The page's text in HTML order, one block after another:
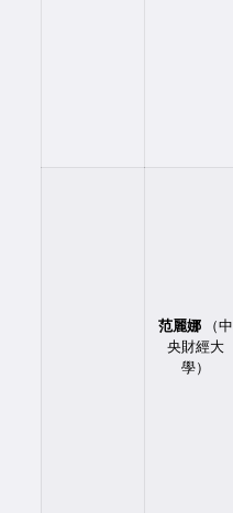
范麗娜
（中
央財經大
學）